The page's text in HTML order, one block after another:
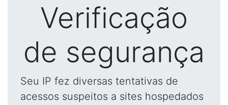
Verificação
de segurança
Seu IP fez diversas tentativas de
acessos suspeitos a sites hospedados